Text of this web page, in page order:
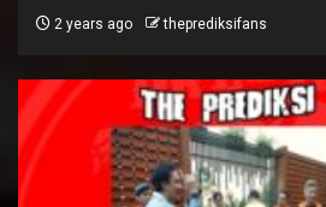
2 years ago theprediksifans